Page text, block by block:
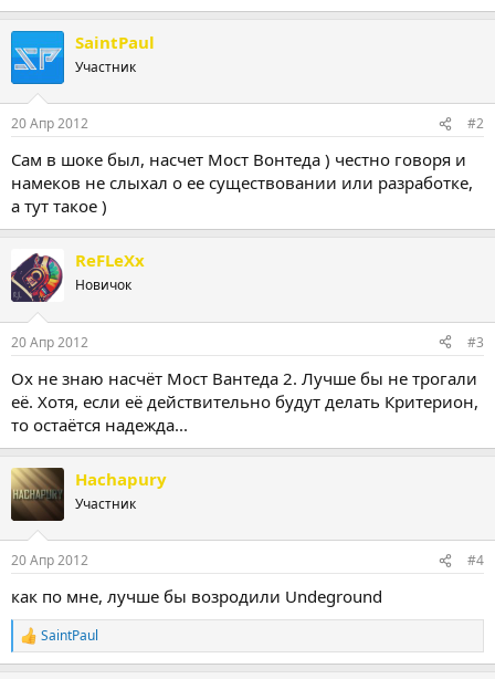
SaintPaul
Участник
20 Апр 2012 #2
Сам в шоке был, насчет Мост Вонтеда ) честно говоря и
намеков не слыхал о ее существовании или разработке,
а тут такое )
ReFLeXx
Новичок
20 Апр 2012 #3
Ох не знаю насчёт Мост Вантеда 2. Лучше бы не трогали
её. Хотя, если её действительно будут делать Критерион,
то остаётся надежда...
Hachapury
Участник
20 Апр 2012 #4
как по мне, лучше бы возродили Undeground
Р
е
SaintPaul